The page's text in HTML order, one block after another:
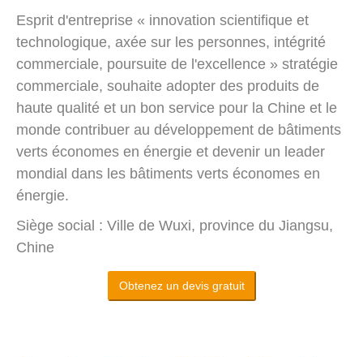
Esprit d'entreprise « innovation scientifique et
technologique, axée sur les personnes, intégrité
commerciale, poursuite de l'excellence » stratégie
commerciale, souhaite adopter des produits de
haute qualité et un bon service pour la Chine et le
monde contribuer au développement de bâtiments
verts économes en énergie et devenir un leader
mondial dans les bâtiments verts économes en
énergie.
Siège social : Ville de Wuxi, province du Jiangsu,
Chine
Obtenez un devis gratuit